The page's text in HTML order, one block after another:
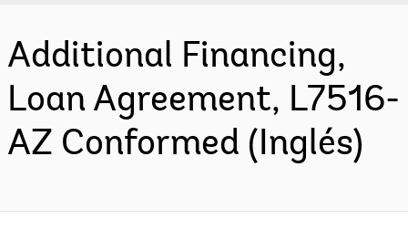
Additional Financing,
Loan Agreement, L7516-
AZ Conformed (Inglés)